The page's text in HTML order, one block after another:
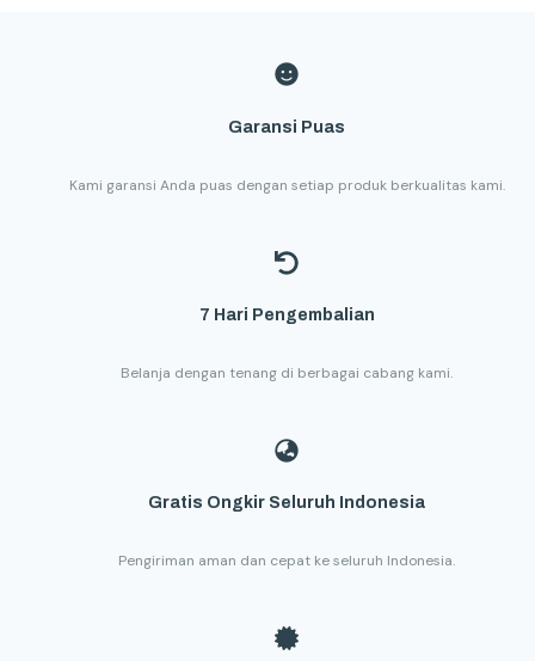
Garansi Puas
Kami garansi Anda puas dengan setiap produk berkualitas kami.
7 Hari Pengembalian
Belanja dengan tenang di berbagai cabang kami.
Gratis Ongkir Seluruh Indonesia
Pengiriman aman dan cepat ke seluruh Indonesia.